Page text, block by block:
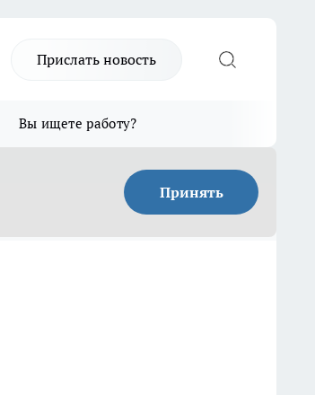
Прислать новость
Вы ищете работу?
Принять